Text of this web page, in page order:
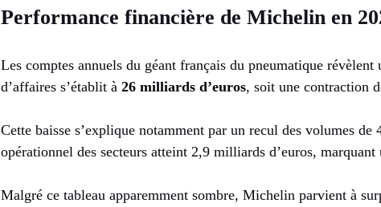
Performance financière de Michelin en
Les comptes annuels du géant français du pneumatique
d’affaires s’établit à 26 milliards d’euros, soit une contraction
Cette baisse s’explique notamment par un recul des volumes de
opérationnel des secteurs atteint 2,9 milliards d’euros,
Malgré ce tableau apparemment sombre, Michelin parvient à